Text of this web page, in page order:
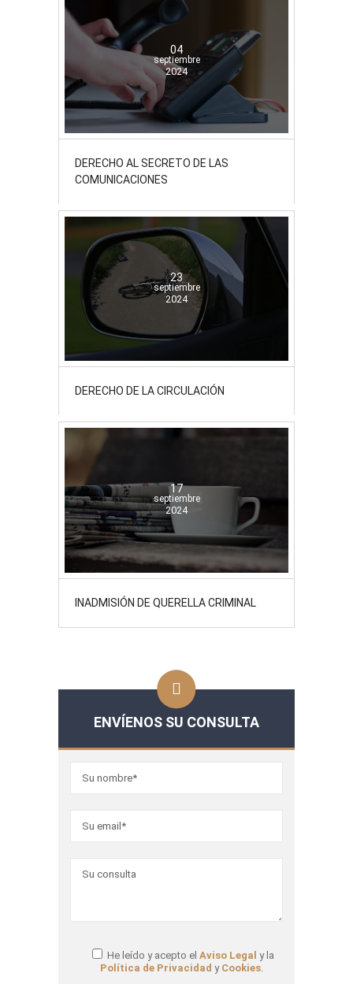
04
septiembre
2024
DERECHO AL SECRETO DE LAS
COMUNICACIONES
23
septiembre
2024
DERECHO DE LA CIRCULACIÓN
17
septiembre
2024
INADMISIÓN DE QUERELLA CRIMINAL
ENVÍENOS SU CONSULTA
He leído y acepto el Aviso Legal y la
Política de Privacidad y Cookies